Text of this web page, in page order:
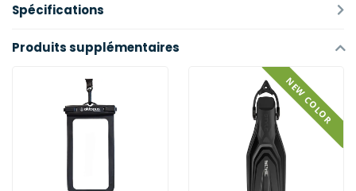
Spécifications
Produits supplémentaires
NEW COLOR